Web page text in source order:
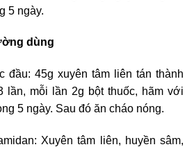
5 ngày.
dùng
đầu: 45g xuyên tâm liên tán thành
lần, mỗi lần 2g bột thuốc, hãm với
5 ngày. Sau đó ăn cháo nóng.
Xuyên tâm liên, huyền sâm,